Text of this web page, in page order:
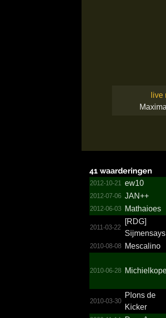
live
Maximal
41 waarderingen
2012-10-21 ew10
2012-07-06 JAN++
2012-06-03 Mathaioes
2011-03-22
[RDG]
Sijmensays
2010-08-08 Mescalino
2010-06-28
2010-03-30
Plons de
Kicker